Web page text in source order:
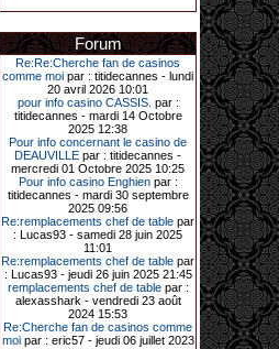
une machine à sous pour une mise
initiale de 5,28 €. Puis quelques
jours plus tard, le vendredi 27 mars,
un joueur a décroché 12 086 euros
sur une autre machine à sous.
Enfin, troisième et dernier jackpot,
record cette fois-ci, le samedi 28
mars dernier. Quelque 111 322
euros ont été remportés sur la table
d’Ultimate Texas Hold’em Poker,
grâce à une mise de 5 euros sur la
case bonus et une quinte flush
royale. Ces gains ont été annoncés
dans un communiqué diffusé par le
casino ce lundi 30 mars en soirée.
11-01-2026|
Dimanche 11 janvier, en soirée, une
cliente retraitée de 78 ans, habitant
Trémuson, a eu l’énorme surprise
Forum
Re:Re:Cherche fan de casinos
comme moi par : titidecannes - lundi
20 avril 2026 10:01
pour info casino CASSIS. par :
titidecannes - mardi 14 Octobre
2025 12:38
Pour info concernant le casino de
DEAUVILLE par : titidecannes -
mercredi 01 Octobre 2025 10:25
Pour info casino Enghienpar :
titidecannes - mardi 30 septembre
2025 09:56
Re:remplacements chef de table par
: Lucas93 - samedi 28 juin 2025
11:01
Re:remplacements chef de table par
: Lucas93 - jeudi 26 juin 2025 21:45
remplacements chef de tablepar :
alexasshark - vendredi 23 août
2024 15:53
Re:Cherche fan de casinos comme
moipar : eric57 - jeudi 06 juillet 2023